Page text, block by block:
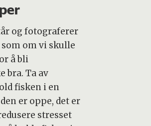
og fotograferer
om vi skulle
å bli
bra. Ta av
fisken i en
er oppe, det er
stresset